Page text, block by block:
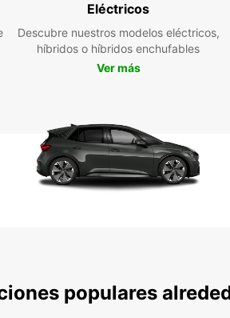
Eléctricos
Descubre nuestros modelos eléctricos,
híbridos o híbridos enchufables
Ver más
populares